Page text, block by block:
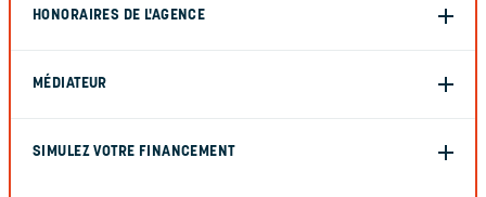
HONORAIRES DE L'AGENCE
MÉDIATEUR
SIMULEZ VOTRE FINANCEMENT